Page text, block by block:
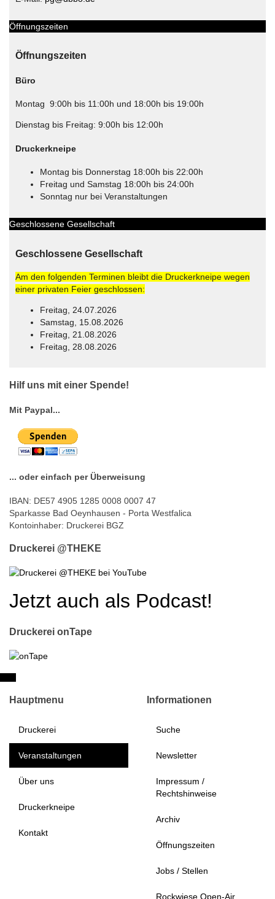
Öffnungszeiten
Öffnungszeiten
Büro
Montag 9:00h bis 11:00h und 18:00h bis 19:00h
Dienstag bis Freitag: 9:00h bis 12:00h
Druckerkneipe
Montag bis Donnerstag 18:00h bis 22:00h
Freitag und Samstag 18:00h bis 24:00h
Sonntag nur bei Veranstaltungen
Geschlossene Gesellschaft
Geschlossene Gesellschaft
Am den folgenden Terminen bleibt die Druckerkneipe wegen
einer privaten Feier geschlossen:
Freitag, 24.07.2026
Samstag, 15.08.2026
Freitag, 21.08.2026
Freitag, 28.08.2026
Hilf uns mit einer Spende!
Mit Paypal...
... oder einfach per Überweisung
IBAN: DE57 4905 1285 0008 0007 47
Sparkasse Bad Oeynhausen - Porta Westfalica
Kontoinhaber: Druckerei BGZ
Druckerei @THEKE
Jetzt auch als Podcast!
Druckerei onTape
Hauptmenu
Druckerei
Veranstaltungen
Über uns
Druckerkneipe
Kontakt
Informationen
Suche
Newsletter
Impressum /
Rechtshinweise
Archiv
Öffnungszeiten
Jobs / Stellen
Rockwiese Open-Air